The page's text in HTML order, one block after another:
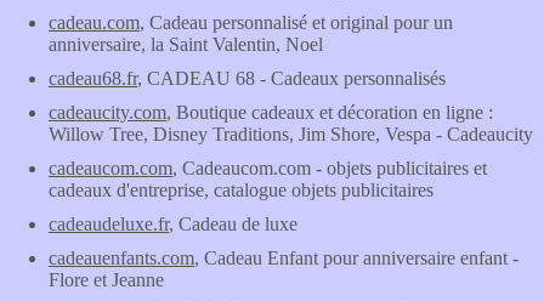
cadeau.com, Cadeau personnalisé et original pour un
anniversaire, la Saint Valentin, Noel
cadeau68.fr, CADEAU 68 - Cadeaux personnalisés
cadeaucity.com, Boutique cadeaux et décoration en ligne :
Willow Tree, Disney Traditions, Jim Shore, Vespa - Cadeaucity
cadeaucom.com, Cadeaucom.com - objets publicitaires et
cadeaux d'entreprise, catalogue objets publicitaires
cadeaudeluxe.fr, Cadeau de luxe
cadeauenfants.com, Cadeau Enfant pour anniversaire enfant -
Flore et Jeanne